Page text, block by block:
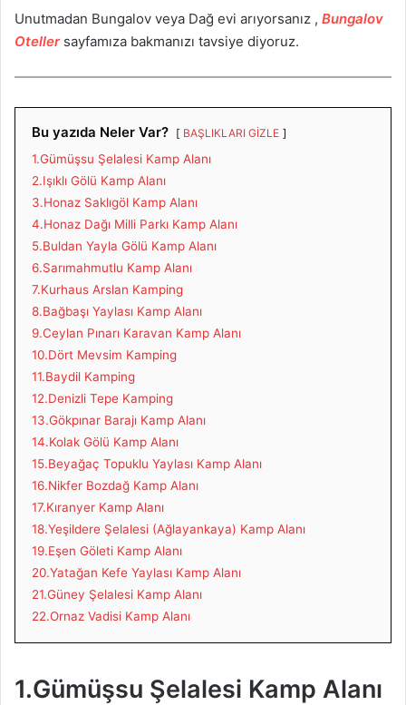
Unutmadan Bungalov veya Dağ evi arıyorsanız , Bungalov
Oteller sayfamıza bakmanızı tavsiye diyoruz.
Bu yazıda Neler Var? BAŞLIKLARI GİZLE
1.Gümüşsu Şelalesi Kamp Alanı
2.Işıklı Gölü Kamp Alanı
3.Honaz Saklıgöl Kamp Alanı
4.Honaz Dağı Milli Parkı Kamp Alanı
5.Buldan Yayla Gölü Kamp Alanı
6.Sarımahmutlu Kamp Alanı
7.Kurhaus Arslan Kamping
8.Bağbaşı Yaylası Kamp Alanı
9.Ceylan Pınarı Karavan Kamp Alanı
10.Dört Mevsim Kamping
11.Baydil Kamping
12.Denizli Tepe Kamping
13.Gökpınar Barajı Kamp Alanı
14.Kolak Gölü Kamp Alanı
15.Beyağaç Topuklu Yaylası Kamp Alanı
16.Nikfer Bozdağ Kamp Alanı
17.Kıranyer Kamp Alanı
18.Yeşildere Şelalesi (Ağlayankaya) Kamp Alanı
19.Eşen Göleti Kamp Alanı
20.Yatağan Kefe Yaylası Kamp Alanı
21.Güney Şelalesi Kamp Alanı
22.Ornaz Vadisi Kamp Alanı
1.Gümüşsu Şelalesi Kamp Alanı